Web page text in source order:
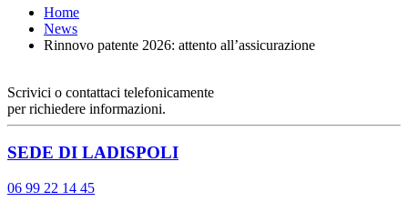
Home
News
Rinnovo patente 2026: attento all’assicurazione
Scrivici o contattaci telefonicamente
per richiedere informazioni.
SEDE DI LADISPOLI
06 99 22 14 45